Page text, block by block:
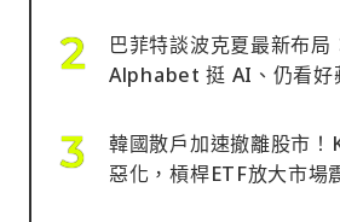
巴菲特談波克夏最新布局
Alphabet 挺 AI、仍看好
韓國散戶加速撤離股市！
惡化，槓桿ETF放大市場